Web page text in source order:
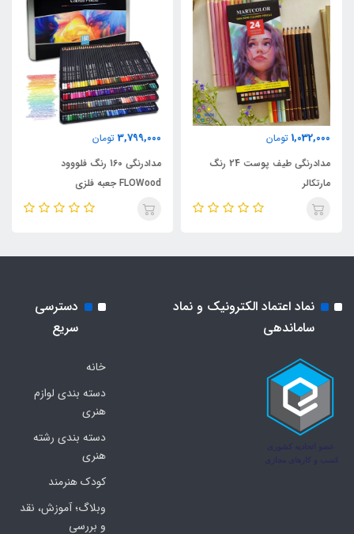
1,032,000 تومان
مدادرنگی طیف پوست 24 رنگ
مارتکالر
3,799,000 تومان
مدادرنگی 160 رنگ فلووود
FLOWood جعبه فلزی
نماد اعتماد الکترونیک و نماد
ساماندهی
دسترسی
سریع
خانه
دسته بندی لوازم
هنری
دسته بندی رشته
هنری
کودک هنرمند
وبلاگ؛ آموزش، نقد
و بررسی